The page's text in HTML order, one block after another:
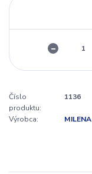
Číslo
produktu:
1136
Výrobca: MILENA